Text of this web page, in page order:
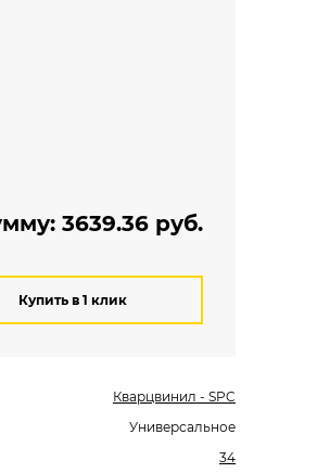
3639.36 руб.
Купить в 1 клик
Кварцвинил - SPC
Универсальное
34